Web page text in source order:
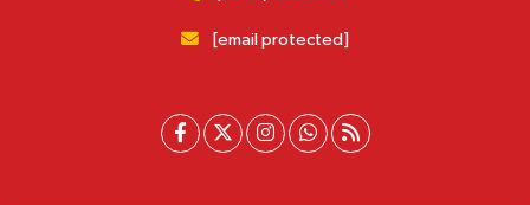
[email protected]